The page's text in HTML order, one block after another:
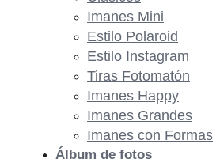
Imanes Mini
Estilo Polaroid
Estilo Instagram
Tiras Fotomatón
Imanes Happy
Imanes Grandes
Imanes con Formas
Álbum de fotos